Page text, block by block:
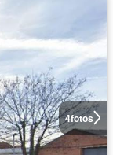
4fotos